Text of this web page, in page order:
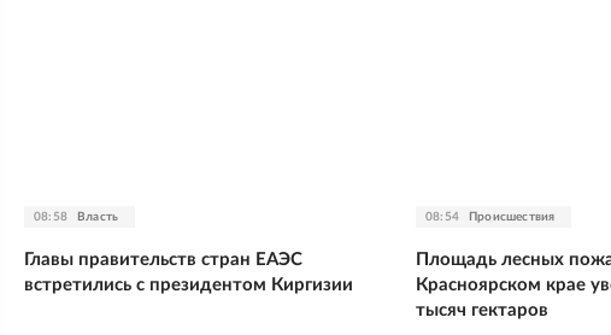
08:58 Власть
Главы правительств стран ЕАЭС
встретились с президентом Киргизии
08:54 Происшествия
Площадь лесных
Красноярском крае
тысяч гектаров